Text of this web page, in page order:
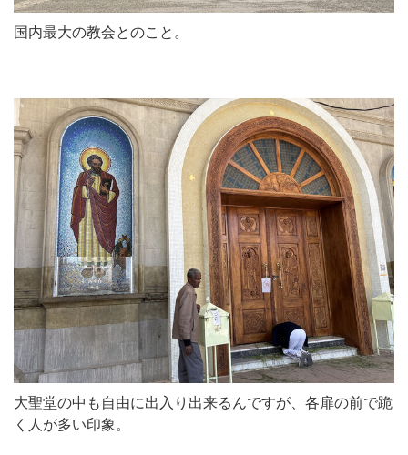
国内最大の教会とのこと。
大聖堂の中も自由に出入り出来るんですが、各扉の前で跪
く人が多い印象。